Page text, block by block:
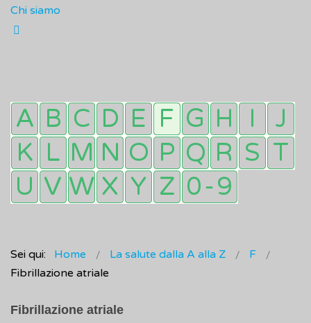
Chi siamo
Sei qui: Home La salute dalla A alla Z
F
Fibrillazione atriale
Fibrillazione atriale